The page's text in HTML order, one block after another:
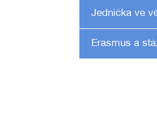
Jednička ve
Erasmus a